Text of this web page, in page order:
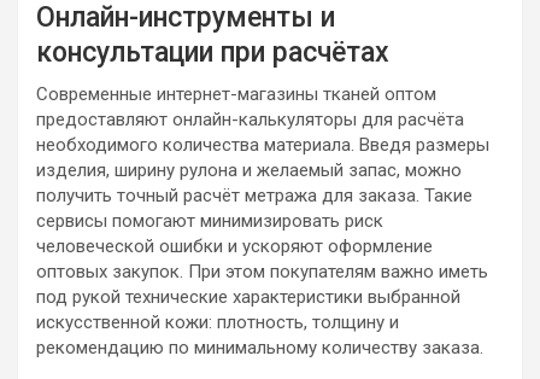
Онлайн-инструменты и
консультации при расчётах
Современные интернет-магазины тканей оптом
предоставляют онлайн-калькуляторы для расчёта
необходимого количества материала. Введя размеры
изделия, ширину рулона и желаемый запас, можно
получить точный расчёт метража для заказа. Такие
сервисы помогают минимизировать риск
человеческой ошибки и ускоряют оформление
оптовых закупок. При этом покупателям важно иметь
под рукой технические характеристики выбранной
искусственной кожи: плотность, толщину и
рекомендацию по минимальному количеству заказа.